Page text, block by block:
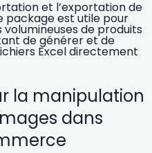
et l’exportation de
package est utile pour
de produits
de générer et de
Excel directement
la manipulation
dans